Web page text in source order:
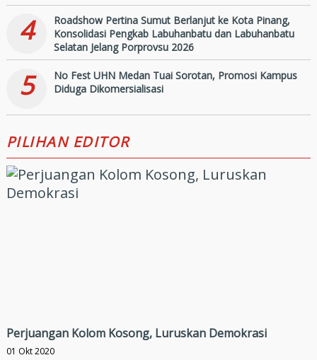
4
Roadshow Pertina Sumut Berlanjut ke Kota Pinang,
Konsolidasi Pengkab Labuhanbatu dan Labuhanbatu
Selatan Jelang Porprovsu 2026
5
No Fest UHN Medan Tuai Sorotan, Promosi Kampus
Diduga Dikomersialisasi
PILIHAN EDITOR
Perjuangan Kolom Kosong, Luruskan Demokrasi
01 Okt 2020